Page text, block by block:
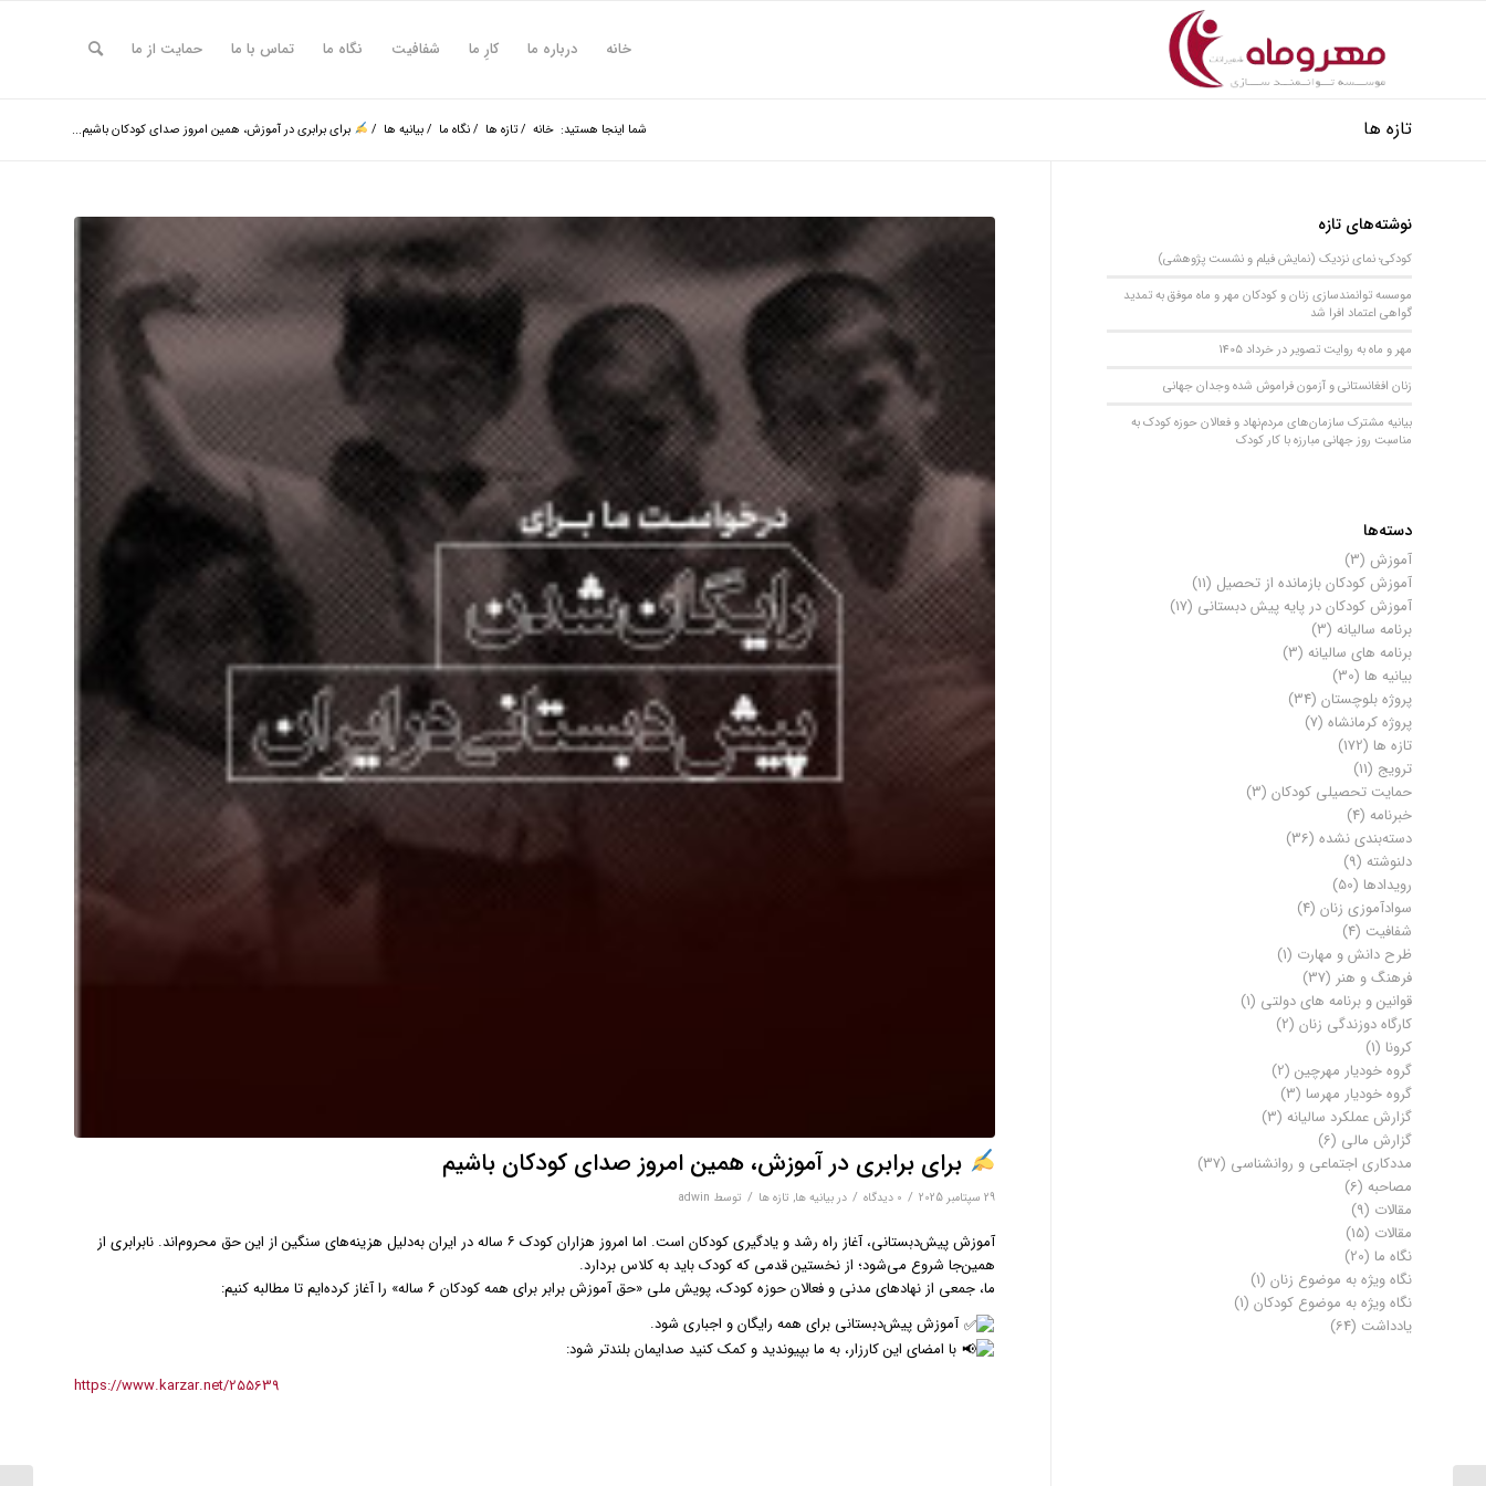
خانه درباره ما کارِ ما شفافیت نگاه ما تماس با ما حمایت از ما
تازه ها شما اینجا هستید: خانه / تازه ها / نگاه ما / بیانیه ها / برای برابری در آموزش، همین امروز صدای کودکان باشیم...
برای برابری در آموزش، همین امروز صدای کودکان باشیم
29 سپتامبر 2025 / 0 دیدگاه‌ / در بیانیه ها, تازه ها / توسط adwin
آموزش پیش‌دبستانی، آغاز راه رشد و یادگیری کودکان است. اما امروز هزاران کودک ۶ ساله در ایران به‌دلیل هزینه‌های سنگین از این حق محروم‌اند. نابرابری از
همین‌جا شروع می‌شود؛ از نخستین قدمی که کودک باید به کلاس بردارد.
ما، جمعی از نهادهای مدنی و فعالان حوزه کودک، پویش ملی «حق آموزش برابر برای همه کودکان ۶ ساله» را آغاز کرده‌ایم تا مطالبه کنیم:
آموزش پیش‌دبستانی برای همه رایگان و اجباری شود.
با امضای این کارزار، به ما بپیوندید و کمک کنید صدایمان بلندتر شود:
https://www.karzar.net/255639
نوشته‌های تازه
کودکی؛ نمای نزدیک (نمایش فیلم و نشست پژوهشی)
موسسه توانمندسازی زنان و کودکان مهر و ماه موفق به تمدید
گواهی اعتماد افرا شد
مهر و ماه به روایت تصویر در خرداد 1405
زنان افغانستانی و آزمون فراموش شده وجدان جهانی
بیانیه مشترک سازمان‌های مردم‌نهاد و فعالان حوزه کودک به
مناسبت روز جهانی مبارزه با کار کودک
دسته‌ها
آموزش (3)
آموزش کودکان بازمانده از تحصیل (11)
آموزش کودکان در پایه پیش دبستانی (17)
برنامه سالیانه (3)
برنامه های سالیانه (3)
بیانیه ها (30)
پروژه بلوچستان (34)
پروژه کرمانشاه (7)
تازه ها (172)
ترویج (11)
حمایت تحصیلی کودکان (3)
خبرنامه (4)
دسته‌بندی نشده (36)
دلنوشته (9)
رویدادها (50)
سوادآموزی زنان (4)
شفافیت (4)
ظرح دانش و مهارت (1)
فرهنگ و هنر (37)
قوانین و برنامه های دولتی (1)
کارگاه دوزندگی زنان (2)
کرونا (1)
گروه خودیار مهرچین (2)
گروه خودیار مهرسا (3)
گزارش عملکرد سالیانه (3)
گزارش مالی (6)
مددکاری اجتماعی و روانشناسی (37)
مصاحبه (6)
مقالات (9)
مقالات (15)
نگاه ما (20)
نگاه ویژه به موضوع زنان (1)
نگاه ویژه به موضوع کودکان (1)
یادداشت (64)